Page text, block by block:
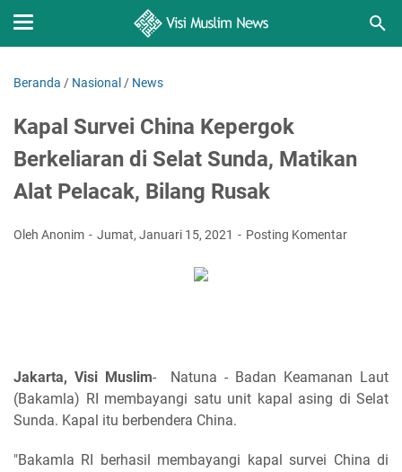
Beranda / Nasional / News
Kapal Survei China Kepergok
Berkeliaran di Selat Sunda, Matikan
Alat Pelacak, Bilang Rusak
Oleh Anonim Jumat, Januari 15, 2021 Posting Komentar
Jakarta, Visi Muslim- Natuna - Badan Keamanan Laut
(Bakamla) RI membayangi satu unit kapal asing di Selat
Sunda. Kapal itu berbendera China.
"Bakamla RI berhasil membayangi kapal survei China di